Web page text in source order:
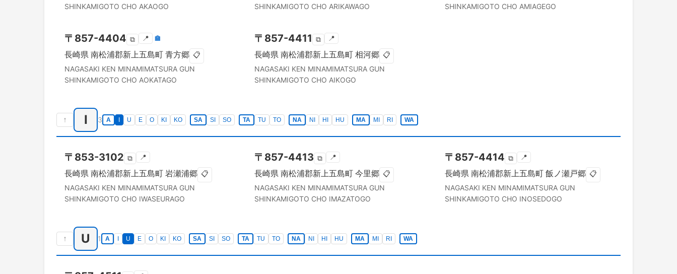
SHINKAMIGOTO CHO AKAOGO
SHINKAMIGOTO CHO ARIKAWAGO
SHINKAMIGOTO CHO AMIAGEGO
〒 857-4404 ⧉ 📍 🏣
長崎県 南松浦郡新上五島町 青方郷 📋
NAGASAKI KEN MINAMIMATSURA GUN
SHINKAMIGOTO CHO AOKATAGO
〒 857-4411 ⧉ 📍
長崎県 南松浦郡新上五島町 相河郷 📋
NAGASAKI KEN MINAMIMATSURA GUN
SHINKAMIGOTO CHO AIKOGO
↑ I 3 A U E O KI KO SA SI SO TA TU TO NA NI HI HU MA MI RI WA
〒 853-3102 ⧉ 📍
長崎県 南松浦郡新上五島町 岩瀬浦郷 📋
NAGASAKI KEN MINAMIMATSURA GUN
SHINKAMIGOTO CHO IWASEURAGO
〒 857-4413 ⧉ 📍
長崎県 南松浦郡新上五島町 今里郷 📋
NAGASAKI KEN MINAMIMATSURA GUN
SHINKAMIGOTO CHO IMAZATOGO
〒 857-4414 ⧉ 📍
長崎県 南松浦郡新上五島町 飯ノ瀬戸郷 📋
NAGASAKI KEN MINAMIMATSURA GUN
SHINKAMIGOTO CHO INOSEDOGO
↑ U 1 A U E O KI KO SA SI SO TA TU TO NA NI HI HU MA MI RI WA